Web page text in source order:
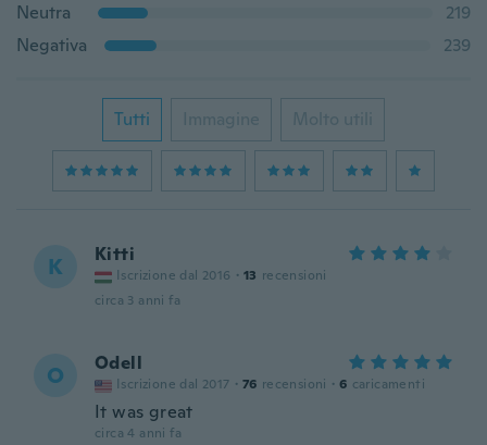
Neutra
219
Negativa
239
Tutti Immagine Molto utili
K Kitti
Iscrizione dal 2016 · 13 recensioni
circa 3 anni fa
O Odell
Iscrizione dal 2017 · 76 recensioni · 6 caricamenti
It was great
circa 4 anni fa